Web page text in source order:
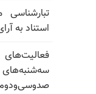
استناد به